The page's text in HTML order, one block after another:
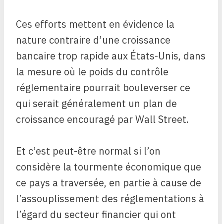
Ces efforts mettent en évidence la
nature contraire d’une croissance
bancaire trop rapide aux États-Unis, dans
la mesure où le poids du contrôle
réglementaire pourrait bouleverser ce
qui serait généralement un plan de
croissance encouragé par Wall Street.
Et c’est peut-être normal si l’on
considère la tourmente économique que
ce pays a traversée, en partie à cause de
l’assouplissement des réglementations à
l’égard du secteur financier qui ont